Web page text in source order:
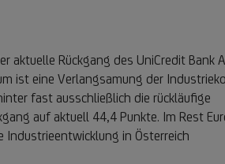
aktuelle Rückgang des UniCredit Bank
ist eine Verlangsamung der
fast ausschließlich die rückläufige
auf aktuell 44,4 Punkte. Im Rest
Industrieentwicklung in Österreich